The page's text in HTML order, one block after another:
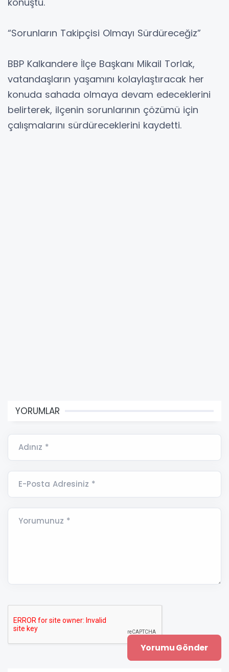
“Sorunların Takipçisi Olmayı Sürdüreceğiz”
BBP Kalkandere İlçe Başkanı Mikail Torlak,
vatandaşların yaşamını kolaylaştıracak her
konuda sahada olmaya devam edeceklerini
belirterek, ilçenin sorunlarının çözümü için
çalışmalarını sürdüreceklerini kaydetti.
YORUMLAR
Adınız *
E-Posta Adresiniz *
Yorumunuz *